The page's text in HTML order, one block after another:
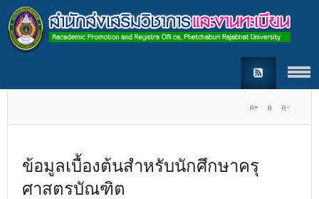
ข้อมูลเบื้องต้นสำหรับนักศึกษาครุ
ศาสตรบัณฑิต